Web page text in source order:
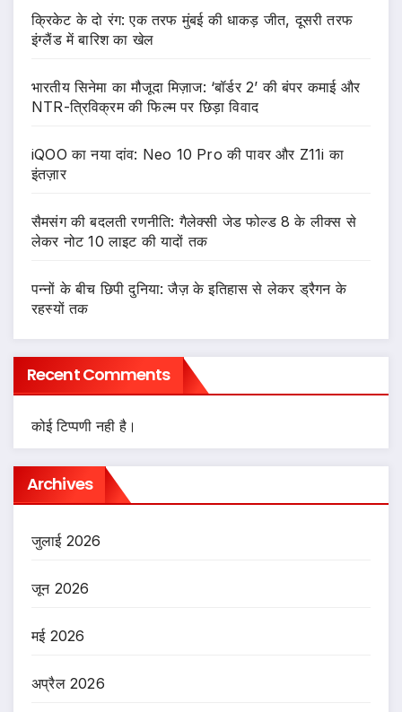
क्रिकेट के दो रंग: एक तरफ मुंबई की धाकड़ जीत, दूसरी तरफ
इंग्लैंड में बारिश का खेल
भारतीय सिनेमा का मौजूदा मिज़ाज: ‘बॉर्डर 2’ की बंपर कमाई और
NTR-त्रिविक्रम की फिल्म पर छिड़ा विवाद
iQOO का नया दांव: Neo 10 Pro की पावर और Z11i का
इंतज़ार
सैमसंग की बदलती रणनीति: गैलेक्सी जेड फोल्ड 8 के लीक्स से
लेकर नोट 10 लाइट की यादों तक
पन्नों के बीच छिपी दुनिया: जैज़ के इतिहास से लेकर ड्रैगन के
रहस्यों तक
Recent Comments
कोई टिप्पणी नही है।
Archives
जुलाई 2026
जून 2026
मई 2026
अप्रैल 2026